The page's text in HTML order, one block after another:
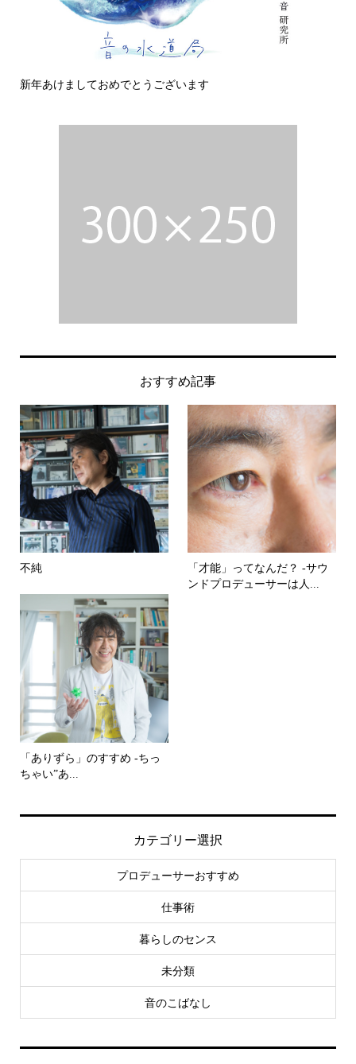
新年あけましておめでとうございます
おすすめ記事
不純
「才能」ってなんだ？ -サウ
ンドプロデューサーは人...
「ありずら」のすすめ -ちっ
ちゃい”あ...
カテゴリー選択
プロデューサーおすすめ
仕事術
暮らしのセンス
未分類
音のこばなし